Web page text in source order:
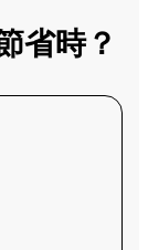
覽步行
€10
省時？